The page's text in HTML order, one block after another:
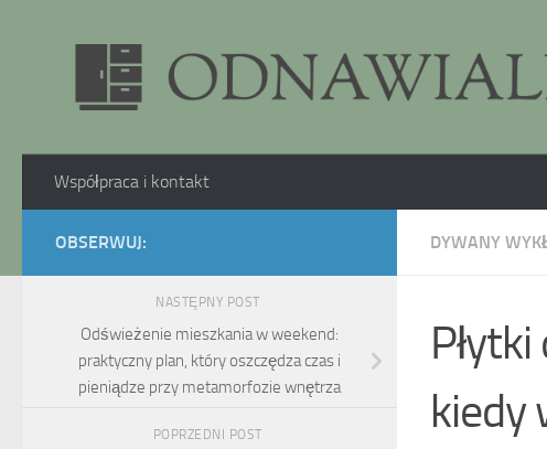
Współpraca i kontakt
DYWANY
kiedy
OBSERWUJ:
NASTĘPNY POST
Odświeżenie mieszkania w weekend:
praktyczny plan, który oszczędza czas i
pieniądze przy metamorfozie wnętrza
POPRZEDNI POST